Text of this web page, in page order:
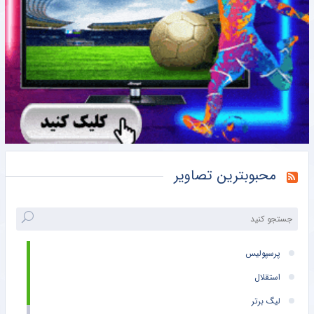
محبوبترین تصاویر
پرسپولیس
استقلال
لیگ برتر